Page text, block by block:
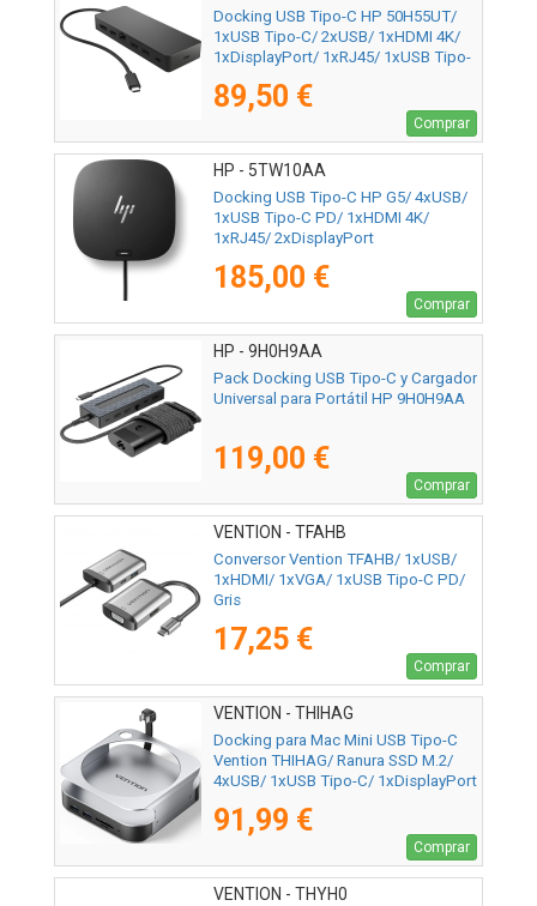
Docking USB Tipo-C HP 50H55UT/
1xUSB Tipo-C/ 2xUSB/ 1xHDMI 4K/
1xDisplayPort/ 1xRJ45/ 1xUSB Tipo-
89,50 €
Comprar
HP - 5TW10AA
Docking USB Tipo-C HP G5/ 4xUSB/
1xUSB Tipo-C PD/ 1xHDMI 4K/
1xRJ45/ 2xDisplayPort
185,00 €
Comprar
HP - 9H0H9AA
Pack Docking USB Tipo-C y Cargador
Universal para Portátil HP 9H0H9AA
119,00 €
Comprar
VENTION - TFAHB
Conversor Vention TFAHB/ 1xUSB/
1xHDMI/ 1xVGA/ 1xUSB Tipo-C PD/
Gris
17,25 €
Comprar
VENTION - THIHAG
Docking para Mac Mini USB Tipo-C
Vention THIHAG/ Ranura SSD M.2/
4xUSB/ 1xUSB Tipo-C/ 1xDisplayPort
91,99 €
Comprar
VENTION - THYH0